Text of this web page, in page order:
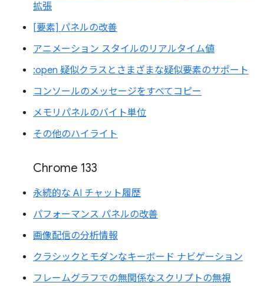
拡張
[要素] パネルの改善
アニメーション スタイルのリアルタイム値
:open 疑似クラスとさまざまな疑似要素のサポート
コンソールのメッセージをすべてコピー
メモリパネルのバイト単位
その他のハイライト
Chrome 133
永続的な AI チャット履歴
パフォーマンス パネルの改善
画像配信の分析情報
クラシックとモダンなキーボード ナビゲーション
フレームグラフでの無関係なスクリプトの無視